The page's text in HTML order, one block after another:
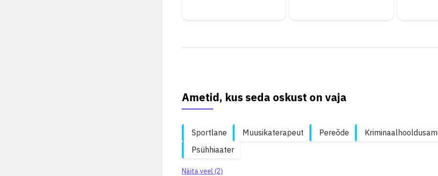
Ametid, kus seda oskust on vaja
Sportlane Muusikaterapeut Pereõde
Psühhiaater
Näita veel (2)